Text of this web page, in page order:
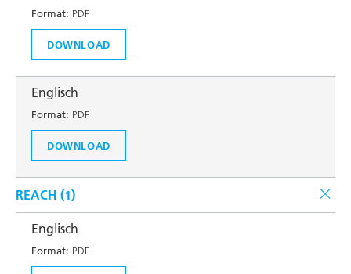
Format: PDF
DOWNLOAD
Englisch
Format: PDF
DOWNLOAD
REACH (1)
Englisch
Format: PDF